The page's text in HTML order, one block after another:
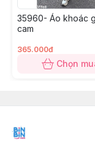
35960- Áo khoác
cam
365.000đ
Chọn